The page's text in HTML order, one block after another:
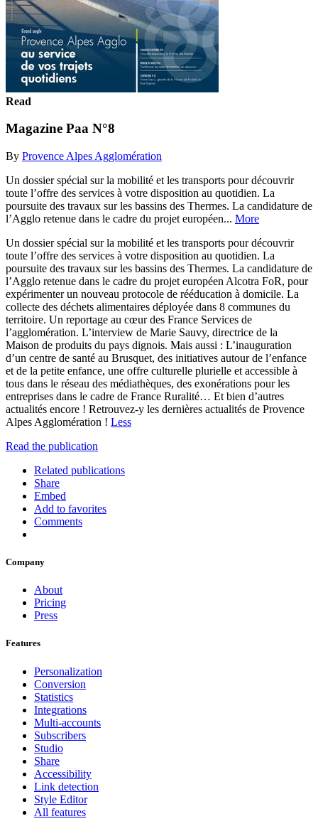
Read
Magazine Paa N°8
By Provence Alpes Agglomération
Un dossier spécial sur la mobilité et les transports pour découvrir
toute l’offre des services à votre disposition au quotidien. La
poursuite des travaux sur les bassins des Thermes. La candidature de
l’Agglo retenue dans le cadre du projet européen... More
Un dossier spécial sur la mobilité et les transports pour découvrir
toute l’offre des services à votre disposition au quotidien. La
poursuite des travaux sur les bassins des Thermes. La candidature de
l’Agglo retenue dans le cadre du projet européen Alcotra FoR, pour
expérimenter un nouveau protocole de rééducation à domicile. La
collecte des déchets alimentaires déployée dans 8 communes du
territoire. Un reportage au cœur des France Services de
l’agglomération. L’interview de Marie Sauvy, directrice de la
Maison de produits du pays dignois. Mais aussi : L’inauguration
d’un centre de santé au Brusquet, des initiatives autour de l’enfance
et de la petite enfance, une offre culturelle plurielle et accessible à
tous dans le réseau des médiathèques, des exonérations pour les
entreprises dans le cadre de France Ruralité… Et bien d’autres
actualités encore ! Retrouvez-y les dernières actualités de Provence
Alpes Agglomération ! Less
Read the publication
Related publications
Share
Embed
Add to favorites
Comments
Company
About
Pricing
Press
Features
Personalization
Conversion
Statistics
Integrations
Multi-accounts
Subscribers
Studio
Share
Accessibility
Link detection
Style Editor
All features